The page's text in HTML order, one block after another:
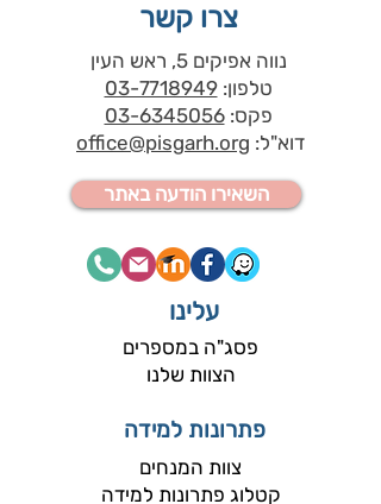
צרו קשר
נווה אפיקים 5, ראש העין
טלפון:03-7718949
פקס:03-6345056
דוא"ל: office@pisgarh.org
השאירו הודעה באתר
עלינו
פסג"ה במספרים
הצוות שלנו
פתרונות למידה
צוות המנחים​
קטלוג פתרונות למידה